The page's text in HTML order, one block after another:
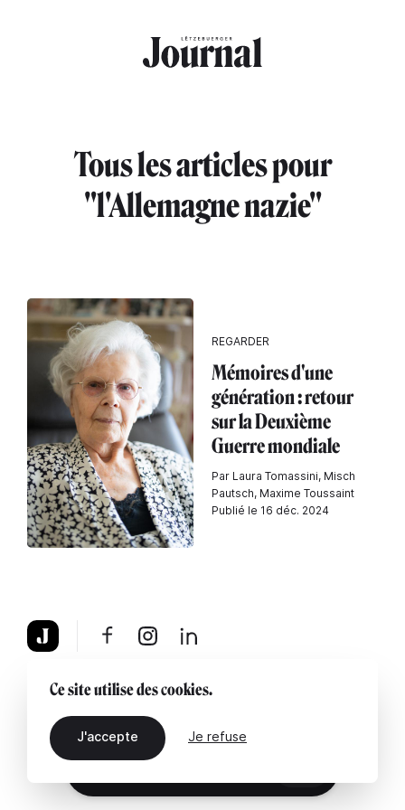
Tous les articles pour
"l'Allemagne nazie"
REGARDER
Mémoires d'une
génération : retour
sur la Deuxième
Guerre mondiale
Par Laura Tomassini, Misch
Pautsch, Maxime Toussaint
Publié le 16 déc. 2024
À propos Mentions légales Contactez-nous
Ce site utilise des cookies.
J'accepte Je refuse